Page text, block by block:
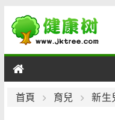
男性
首頁 育兒 新生